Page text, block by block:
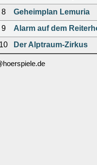
8
Geheimplan Lemuria
9
Alarm auf dem
10 Der Alptraum-Zirkus